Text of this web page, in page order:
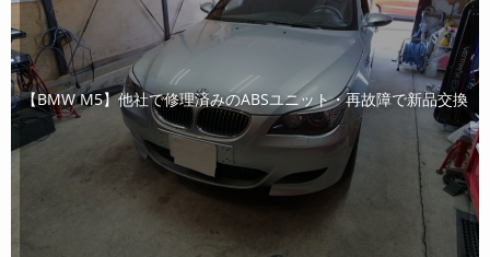
【BMW M5】他社で修理済みのABSユニット・再故障で新品交換